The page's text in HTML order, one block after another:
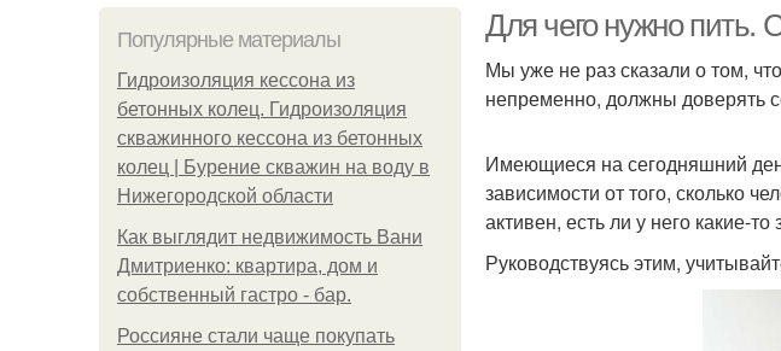
Популярные материалы
Гидроизоляция кессона из
бетонных колец. Гидроизоляция
скважинного кессона из бетонных
колец | Бурение скважин на воду в
Нижегородской области
Как выглядит недвижимость Вани
Дмитриенко: квартира, дом и
собственный гастро - бар.
Россияне стали чаще покупать
Для чего нужно пить.
Мы уже не раз сказали о том,
непременно, должны доверять
Имеющиеся на сегодняшний
зависимости от того, сколько
активен, есть ли у него какие-
Руководствуясь этим,